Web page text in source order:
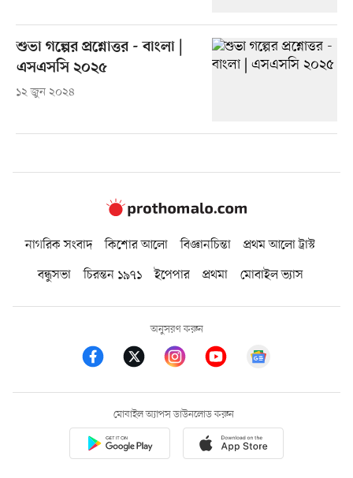
শুভা গল্পের প্রশ্নোত্তর - বাংলা |
এসএসসি ২০২৫
১২ জুন ২০২৪
নাগরিক সংবাদ কিশোর আলো বিজ্ঞানচিন্তা
প্রথম আলো ট্রাস্ট
বন্ধুসভা
চিরন্তন ১৯৭১ ইপেপার প্রথমা মোবাইল ভ্যাস
অনুসরণ করুন
মোবাইল অ্যাপস ডাউনলোড করুন